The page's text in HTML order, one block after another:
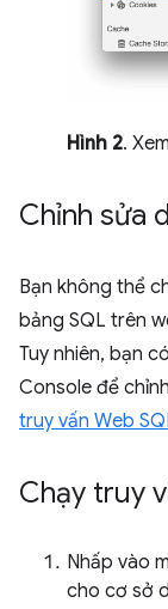
Hình 2.
Chỉnh sửa
Bạn không thể
bảng SQL trên
Tuy nhiên, bạn
Console để
truy vấn Web
Chạy truy
Nhấp vào
cho cơ sở